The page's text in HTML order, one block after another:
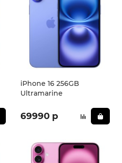
iPhone 16 256GB
Ultramarine
69990 р